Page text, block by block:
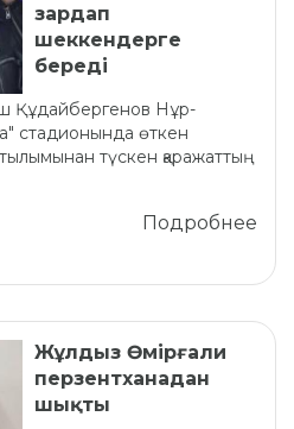
зардап
шеккендерге
береді
Құдайбергенов Нұр-
стадионында өткен
түскен қаражаттың
Подробнее
Жұлдыз Өмірғали
перзентханадан
шықты